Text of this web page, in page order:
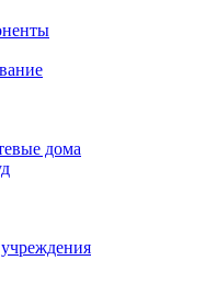
дома